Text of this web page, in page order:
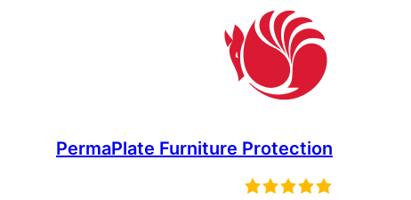
PermaPlate Furniture Protection